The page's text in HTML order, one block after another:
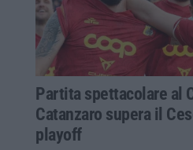
Partita spettacolare al
Catanzaro supera il
playoff